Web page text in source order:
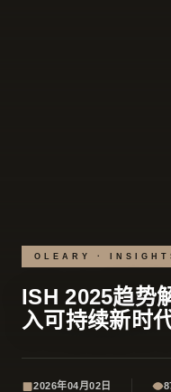
OLEARY ·
ISH 2025趋势
入可持续新时
2026年04月02日